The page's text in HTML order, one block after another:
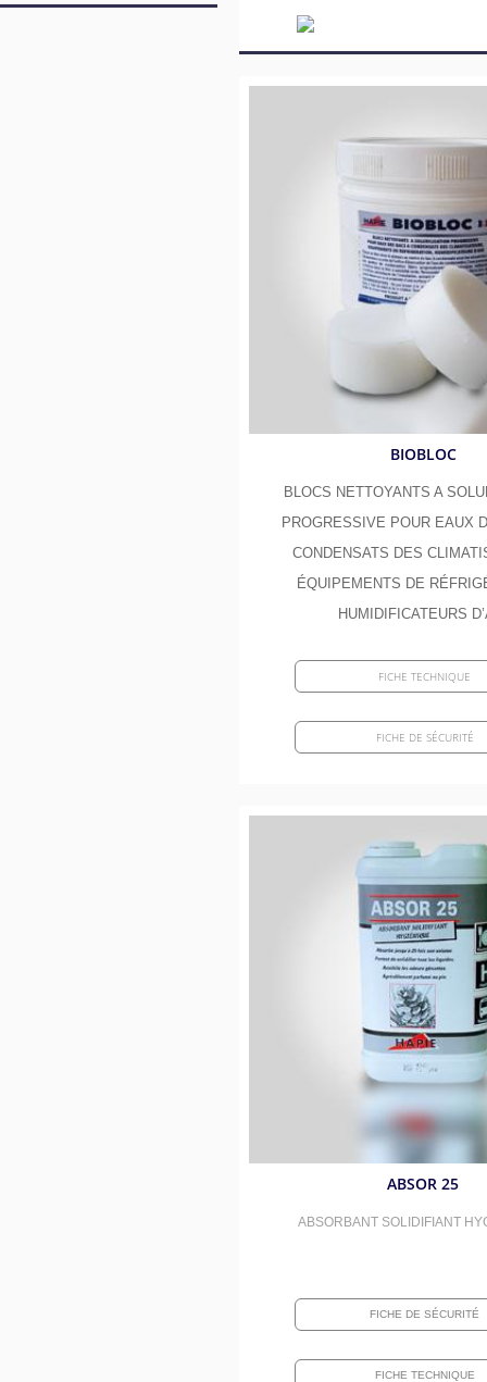
Traitements des pieds
Résines & mortiers de
Absorbants routiers et kits
Débituminants et anti-
Désinfections et surodorants
Élections et manifestations
Piscines et bassins
Savons
Bacs à
Linges et
Entretien
BIOBLOC
BLOCS NETTOYANTS A
PROGRESSIVE POUR EAUX
CONDENSATS DES
ÉQUIPEMENTS DE
HUMIDIFICATEURS
FICHE TECHNIQUE
FICHE DE SÉCURITÉ
ABSOR 25
ABSORBANT SOLIDIFIANT
FICHE DE SÉCURITÉ
FICHE TECHNIQUE